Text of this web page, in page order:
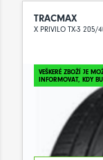
TRACMAX
X PRIVILO TX-3 205/
VEŠKERÉ ZBOŽÍ JE
INFORMOVAT, KDY